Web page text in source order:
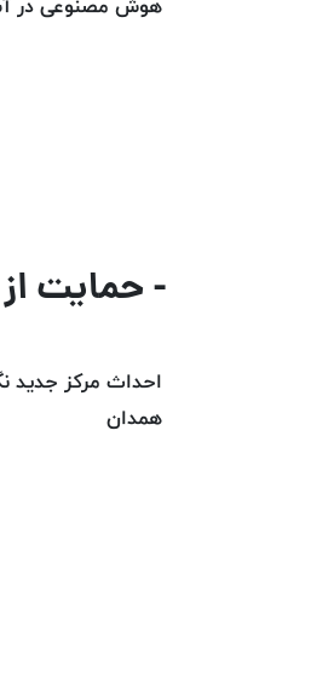
- حمایت
احداث مرکز جدید
همدان